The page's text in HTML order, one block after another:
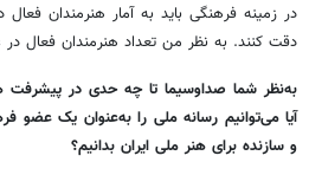
در زمینه فرهنگی باید به آمار هنرمندان
دقت کنند. به نظر من تعداد هنرمندان فعال
به‌نظر شما صداوسیما تا چه حدی در پیشرفت
آیا می‌توانیم رسانه ملی را به‌عنوان یک عضو
و سازنده برای هنر ملی ایران بدانیم؟